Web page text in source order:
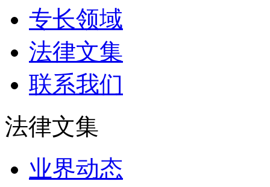
专长领域
法律文集
联系我们
法律文集
业界动态